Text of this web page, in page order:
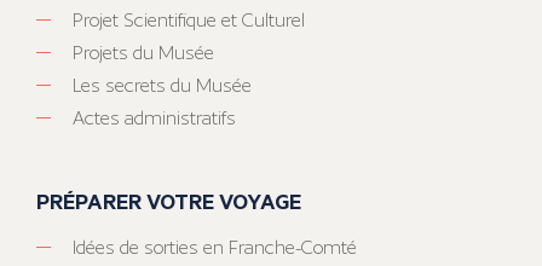
Projet Scientifique et Culturel
Projets du Musée
Les secrets du Musée
Actes administratifs
PRÉPARER VOTRE VOYAGE
Idées de sorties en Franche-Comté